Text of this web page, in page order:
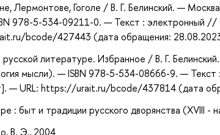
Лермонтове, Гоголе / В. Г. Белинский. —
978-5-534-09211-0. — Текст : электронный
bcode/427443 (дата обращения:
русской литературе. Избранное / В. Г.
мысли). — ISBN 978-5-534-08666-9. — Текст
— URL: https://urait.ru/bcode/437814 (дата
: быт и традиции русского дворянства (XVIII
В. Э., 2004